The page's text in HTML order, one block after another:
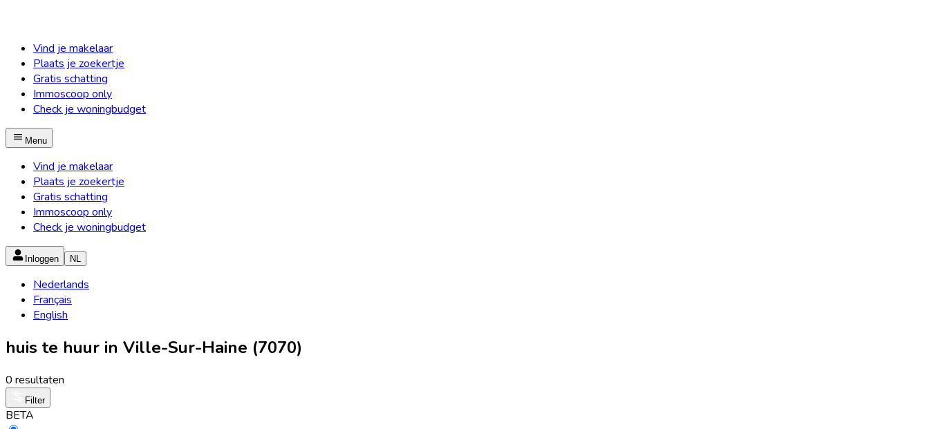
Vind je makelaar
Plaats je zoekertje
Gratis schatting
Immoscoop only
Check je woningbudget
Menu
Vind je makelaar
Plaats je zoekertje
Gratis schatting
Immoscoop only
Check je woningbudget
Inloggen NL
Nederlands
Français
English
huis te huur in Ville-Sur-Haine (7070)
0 resultaten
Filter
BETA